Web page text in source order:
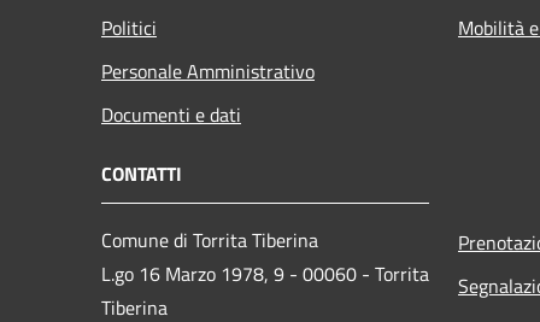
Politici
Personale Amministrativo
Documenti e dati
Mobilità
CONTATTI
Comune di Torrita Tiberina
L.go 16 Marzo 1978, 9 - 00060 - Torrita
Tiberina